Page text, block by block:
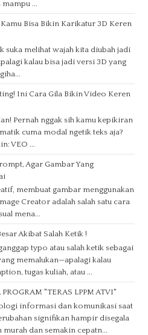
...
Bisa Bikin Karikatur 3D Keren
suka melihat wajah kita diubah jadi
kalau bisa jadi versi 3D yang
Ini Cara Gila Bikin Video Keren
Pernah nggak sih kamu kepikiran
cuma modal ngetik teks aja?
VEO ...
Agar Gambar Yang
membuat gambar menggunakan
Creator adalah salah satu cara
mena...
Akibat Salah Ketik !
typo atau salah ketik sebagai
memalukan—apalagi kalau
tugas kuliah, atau ...
"TERAS LPPM ATVI"
informasi dan komunikasi saat
signifikan hampir disegala
dan semakin cepatn...